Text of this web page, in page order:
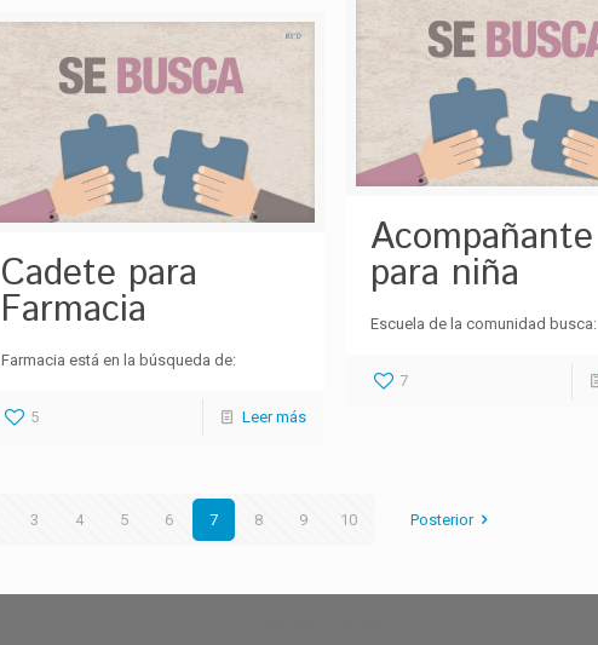
Acompañante
para niña
Escuela de la comunidad busca:
7
Cadete para
Farmacia
Farmacia está en la búsqueda de:
5 Leer más
3 4 5 6 7 8 9 10 Posterior